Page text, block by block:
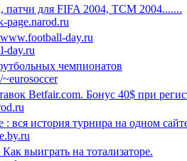
патчи для FIFA 2004, TCM 2004.......
page.narod.ru
day.ru
day.ru
чемпионатов
Betfair.com. Бонус 40$ при
: вся история турнира на одном
выиграть на тотализаторе.